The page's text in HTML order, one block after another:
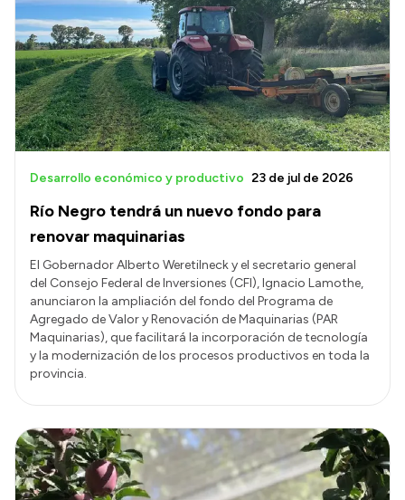
Río Negro tendrá un nuevo fondo para
renovar maquinarias
Desarrollo económico y productivo 23 de jul de 2026
El Gobernador Alberto Weretilneck y el secretario general
del Consejo Federal de Inversiones (CFI), Ignacio Lamothe,
anunciaron la ampliación del fondo del Programa de
Agregado de Valor y Renovación de Maquinarias (PAR
Maquinarias), que facilitará la incorporación de tecnología
y la modernización de los procesos productivos en toda la
provincia.